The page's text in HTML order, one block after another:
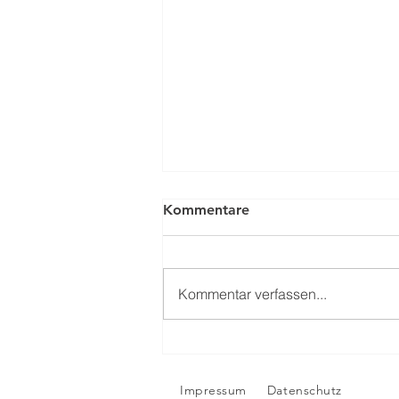
Saisoneröffnungsfeier
Kommentare
Kommentar verfassen...
Impressum Datenschutz